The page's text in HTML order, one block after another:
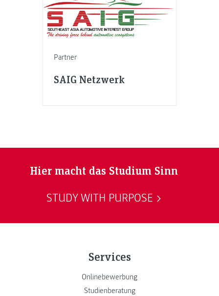
Partner
SAIG Netzwerk
Hier macht das Studium Sinn
STUDY WITH PURPOSE
Services
Onlinebewerbung
Studienberatung